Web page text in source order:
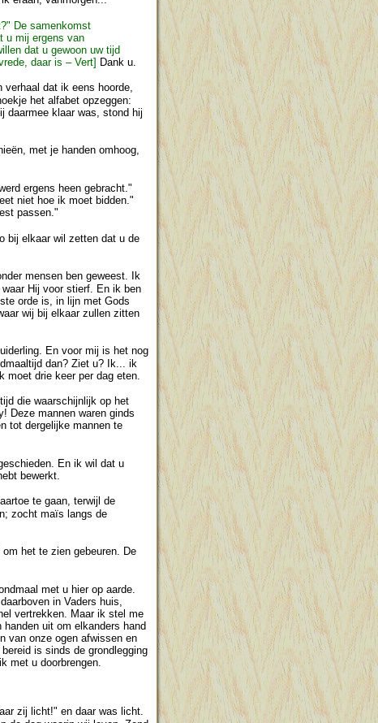
De samenkomst
u mij ergens van
dat u gewoon uw tijd
daar is – Vert] Dank u.
dat ik eens hoorde,
het alfabet opzeggen:
daarmee klaar was, stond hij
met je handen omhoog,
ergens heen gebracht."
niet hoe ik moet bidden."
passen."
bij elkaar wil zetten dat u de
mensen ben geweest. Ik
Hij voor stierf. En ik ben
orde is, in lijn met Gods
wij bij elkaar zullen zitten
En voor mij is het nog
dan? Ziet u? Ik... ik
drie keer per dag eten.
die waarschijnlijk op het
Deze mannen waren ginds
tot dergelijke mannen te
En ik wil dat u
bewerkt.
te gaan, terwijl de
zocht maïs langs de
het te zien gebeuren. De
met u hier op aarde.
in Vaders huis,
vertrekken. Maar ik stel me
uit om elkanders hand
van onze ogen afwissen en
is sinds de grondlegging
met u doorbrengen.
zij licht!" en daar was licht.